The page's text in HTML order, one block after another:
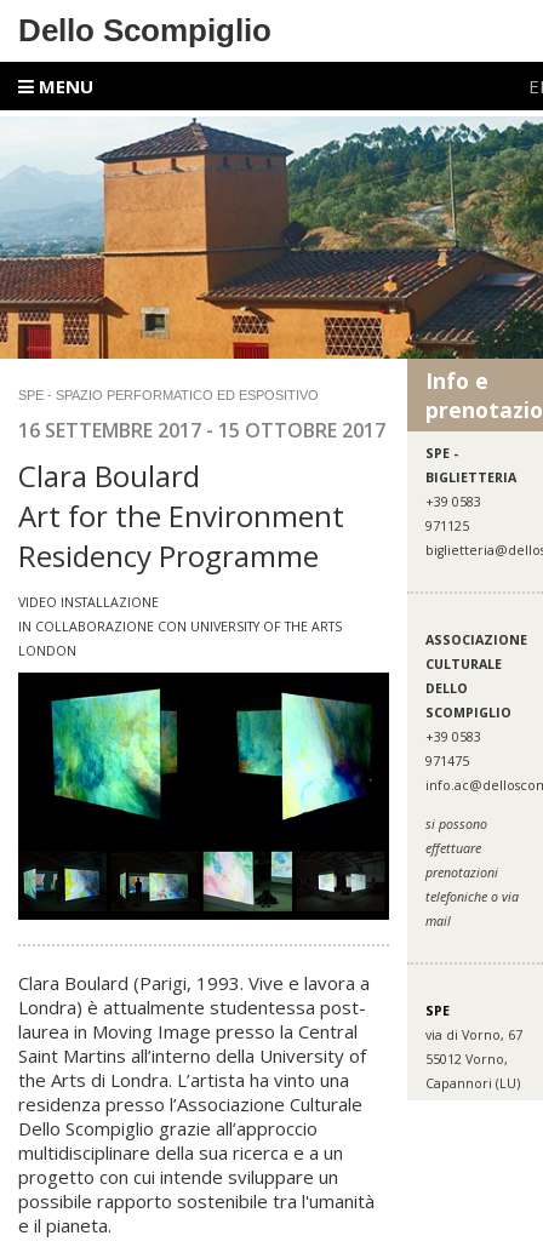
Dello Scompiglio
MENU
SPE - SPAZIO PERFORMATICO ED ESPOSITIVO
16 SETTEMBRE 2017 - 15 OTTOBRE 2017
Clara Boulard
Art for the Environment
Residency Programme
VIDEO INSTALLAZIONE
IN COLLABORAZIONE CON UNIVERSITY OF THE ARTS
LONDON
Clara Boulard (Parigi, 1993. Vive e lavora a
Londra) è attualmente studentessa post-
laurea in Moving Image presso la Central
Saint Martins all’interno della University of
the Arts di Londra. L’artista ha vinto una
residenza presso l’Associazione Culturale
Dello Scompiglio grazie all’approccio
multidisciplinare della sua ricerca e a un
progetto con cui intende sviluppare un
possibile rapporto sostenibile tra l'umanità
e il pianeta.
Info e
SPE -
BIGLIETTERIA
+39 0583
971125
ASSOCIAZIONE
CULTURALE
DELLO
SCOMPIGLIO
+39 0583
971475
si possono
effettuare
prenotazioni
telefoniche o via
mail
SPE
via di Vorno, 67
55012 Vorno,
Capannori (LU)